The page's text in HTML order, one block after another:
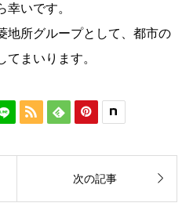
幸いです。
地所グループとして、都市の
まいります。
  
次の記事 